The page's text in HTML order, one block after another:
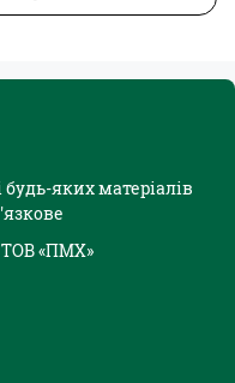
яких матеріалів
ТОВ «ПМХ»